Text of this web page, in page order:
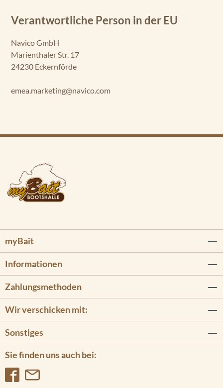
Verantwortliche Person in der EU
Navico GmbH
Marienthaler Str. 17
24230 Eckernförde
emea.marketing@navico.com
myBait
Informationen
Sie finden uns auch bei:
Zahlungsmethoden
Wir verschicken mit:
Sonstiges